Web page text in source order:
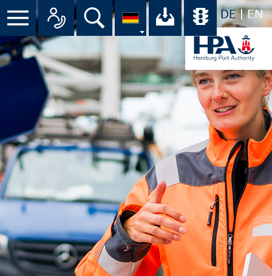
DE EN
Suche Ihr Download-